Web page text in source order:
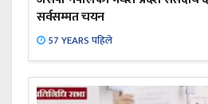
सर्वसम्मत चयन
57 YEARS पहिले